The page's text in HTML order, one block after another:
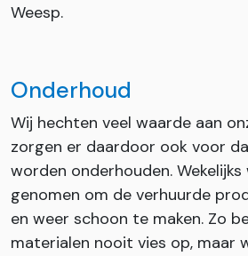
Weesp.
Onderhoud
Wij hechten veel waarde aan
zorgen er daardoor ook voor
worden onderhouden.
genomen om de verhuurde
en weer schoon te maken. Zo
materialen nooit vies op, maar